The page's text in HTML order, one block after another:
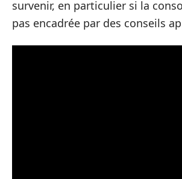
survenir, en particulier si la
pas encadrée par des conseils